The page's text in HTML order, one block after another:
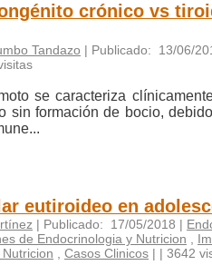
crónico vs
Tandazo | Publicado: 13/06/
se caracteriza
sin formación de bocio,
eutiroideo en
| Publicado: 17/05/2018 |
de Endocrinologia y Nutricion
Casos Clinicos | | 3642